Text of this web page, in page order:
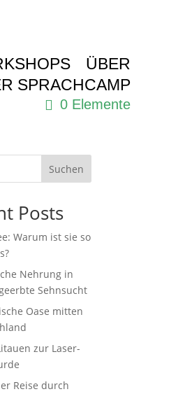
ÜBER
SPRACHCAMP
0 Elemente
Suchen
Posts
Warum ist sie so
Nehrung in
Sehnsucht
Oase mitten
zur Laser-
Reise durch